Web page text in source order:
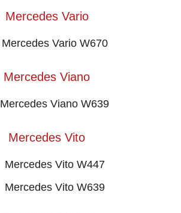
Mercedes Vario
Mercedes Vario W670
Mercedes Viano
Mercedes Viano W639
Mercedes Vito
Mercedes Vito W447
Mercedes Vito W639